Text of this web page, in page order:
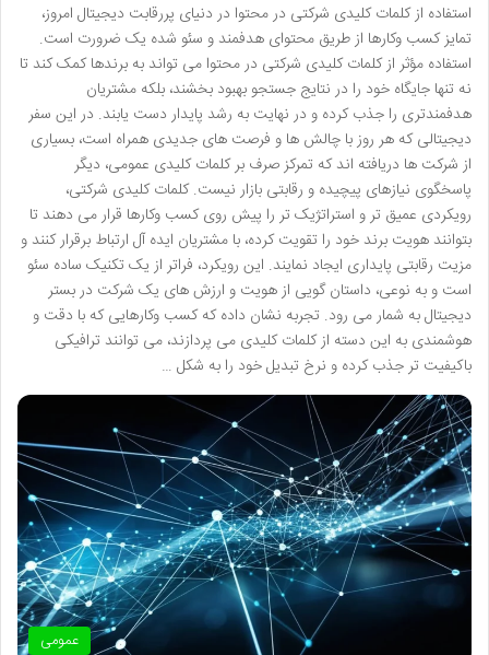
استفاده از کلمات کلیدی شرکتی در محتوا در دنیای پررقابت دیجیتال امروز،
تمایز کسب وکارها از طریق محتوای هدفمند و سئو شده یک ضرورت است.
استفاده مؤثر از کلمات کلیدی شرکتی در محتوا می تواند به برندها کمک کند تا
نه تنها جایگاه خود را در نتایج جستجو بهبود بخشند، بلکه مشتریان
هدفمندتری را جذب کرده و در نهایت به رشد پایدار دست یابند. در این سفر
دیجیتالی که هر روز با چالش ها و فرصت های جدیدی همراه است، بسیاری
از شرکت ها دریافته اند که تمرکز صرف بر کلمات کلیدی عمومی، دیگر
پاسخگوی نیازهای پیچیده و رقابتی بازار نیست. کلمات کلیدی شرکتی،
رویکردی عمیق تر و استراتژیک تر را پیش روی کسب وکارها قرار می دهند تا
بتوانند هویت برند خود را تقویت کرده، با مشتریان ایده آل ارتباط برقرار کنند و
مزیت رقابتی پایداری ایجاد نمایند. این رویکرد، فراتر از یک تکنیک ساده سئو
است و به نوعی، داستان گویی از هویت و ارزش های یک شرکت در بستر
دیجیتال به شمار می رود. تجربه نشان داده که کسب وکارهایی که با دقت و
هوشمندی به این دسته از کلمات کلیدی می پردازند، می توانند ترافیکی
باکیفیت تر جذب کرده و نرخ تبدیل خود را به شکل …
عمومی